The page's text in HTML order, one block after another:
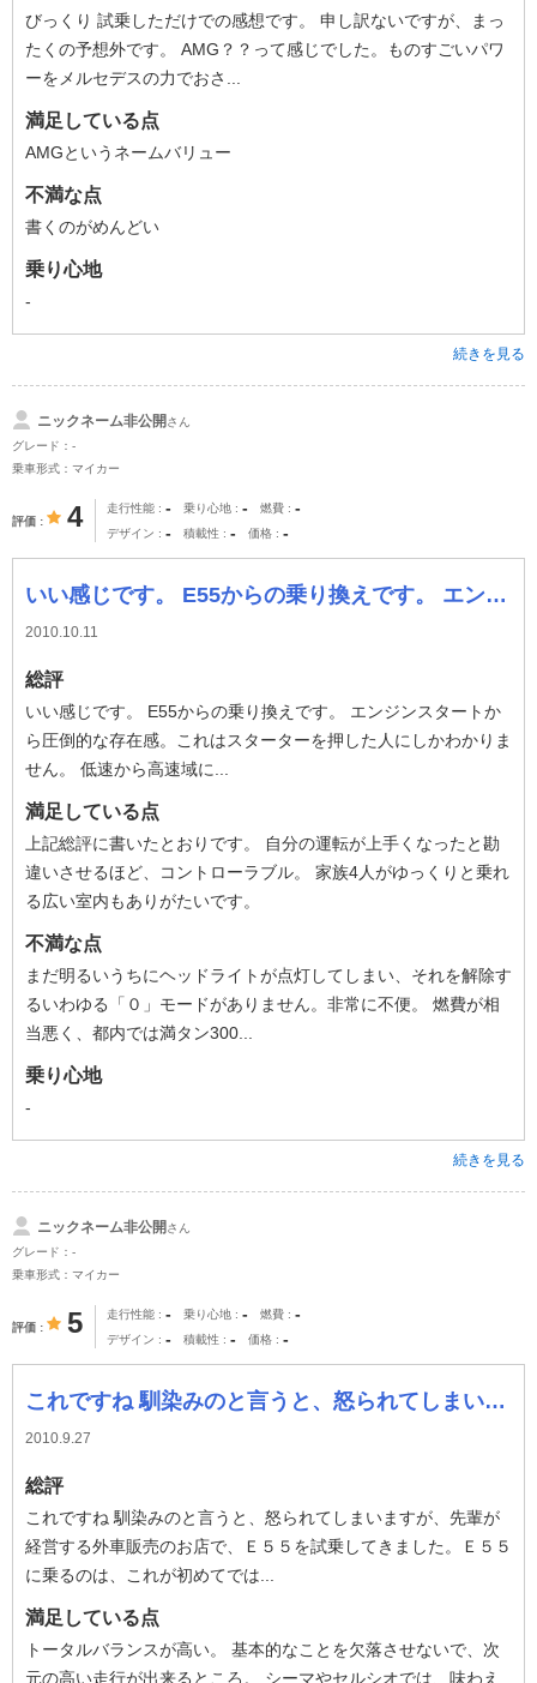
びっくり 試乗しただけでの感想です。 申し訳ないですが、まっ
たくの予想外です。 AMG？？って感じでした。ものすごいパワ
ーをメルセデスの力でおさ...
満足している点
AMGというネームバリュー
不満な点
書くのがめんどい
乗り心地
-
続きを見る
ニックネーム非公開さん
グレード：-
乗車形式：マイカー
評価 4 走行性能 - 乗り心地 - 燃費 -
デザイン - 積載性 - 価格 -
いい感じです。 E55からの乗り換えです。 エンジンスタートから圧倒的な存在感。これはスターターを押した人にしかわかりません。 低速から高速域に至るま
2010.10.11
総評
いい感じです。 E55からの乗り換えです。 エンジンスタートか
ら圧倒的な存在感。これはスターターを押した人にしかわかりま
せん。 低速から高速域に...
満足している点
上記総評に書いたとおりです。 自分の運転が上手くなったと勘
違いさせるほど、コントローラブル。 家族4人がゆっくりと乗れ
る広い室内もありがたいです。
不満な点
まだ明るいうちにヘッドライトが点灯してしまい、それを解除す
るいわゆる「０」モードがありません。非常に不便。 燃費が相
当悪く、都内では満タン300...
乗り心地
-
続きを見る
ニックネーム非公開さん
グレード：-
乗車形式：マイカー
評価 5 走行性能 - 乗り心地 - 燃費 -
デザイン - 積載性 - 価格 -
これですね 馴染みのと言うと、怒られてしまいますが、先輩が経営する外車販売のお店で、Ｅ５５を試乗してきました。Ｅ５５に乗るのは、これが初めてではないで
2010.9.27
総評
これですね 馴染みのと言うと、怒られてしまいますが、先輩が
経営する外車販売のお店で、Ｅ５５を試乗してきました。Ｅ５５
に乗るのは、これが初めてでは...
満足している点
トータルバランスが高い。 基本的なことを欠落させないで、次
元の高い走行が出来るところ。 シーマやセルシオでは、味わえ